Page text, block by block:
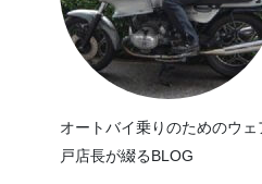
オートバイ乗りのためのウ
戸店長が綴るBLOG